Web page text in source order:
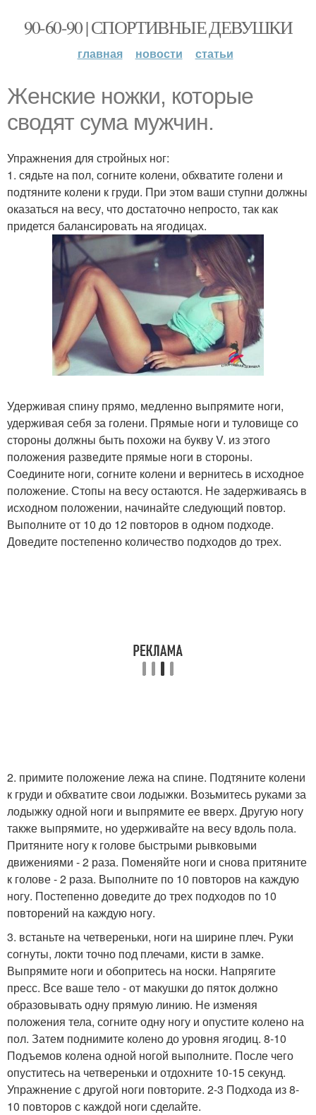
90-60-90 | СПОРТИВНЫЕ ДЕВУШКИ
главная новости статьи
Женские ножки, которые
сводят сума мужчин.
Упражнения для стройных ног:
1. сядьте на пол, согните колени, обхватите голени и
подтяните колени к груди. При этом ваши ступни должны
оказаться на весу, что достаточно непросто, так как
придется балансировать на ягодицах.
Удерживая спину прямо, медленно выпрямите ноги,
удерживая себя за голени. Прямые ноги и туловище со
стороны должны быть похожи на букву V. из этого
положения разведите прямые ноги в стороны.
Соедините ноги, согните колени и вернитесь в исходное
положение. Стопы на весу остаются. Не задерживаясь в
исходном положении, начинайте следующий повтор.
Выполните от 10 до 12 повторов в одном подходе.
Доведите постепенно количество подходов до трех.
2. примите положение лежа на спине. Подтяните колени
к груди и обхватите свои лодыжки. Возьмитесь руками за
лодыжку одной ноги и выпрямите ее вверх. Другую ногу
также выпрямите, но удерживайте на весу вдоль пола.
Притяните ногу к голове быстрыми рывковыми
движениями - 2 раза. Поменяйте ноги и снова притяните
к голове - 2 раза. Выполните по 10 повторов на каждую
ногу. Постепенно доведите до трех подходов по 10
повторений на каждую ногу.
3. встаньте на четвереньки, ноги на ширине плеч. Руки
согнуты, локти точно под плечами, кисти в замке.
Выпрямите ноги и обопритесь на носки. Напрягите
пресс. Все ваше тело - от макушки до пяток должно
образовывать одну прямую линию. Не изменяя
положения тела, согните одну ногу и опустите колено на
пол. Затем поднимите колено до уровня ягодиц. 8-10
Подъемов колена одной ногой выполните. После чего
опуститесь на четвереньки и отдохните 10-15 секунд.
Упражнение с другой ноги повторите. 2-3 Подхода из 8-
10 повторов с каждой ноги сделайте.